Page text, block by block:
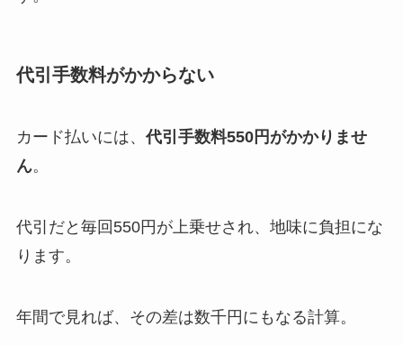
代引手数料がかからない
カード払いには、 代引手数料550円がかかりませ
ん。
代引だと毎回550円が上乗せされ、地味に負担にな
ります。
年間で見れば、その差は数千円にもなる計算。